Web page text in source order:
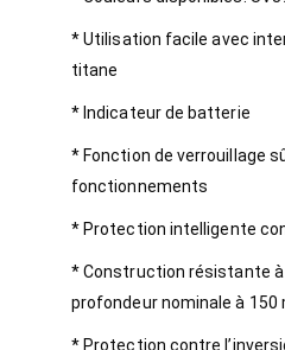
* Utilisation facile avec
titane
* Indicateur de batterie
* Fonction de verrouillage
fonctionnements
* Protection intelligente
* Construction résistante à
profondeur nominale à 150
* Protection contre